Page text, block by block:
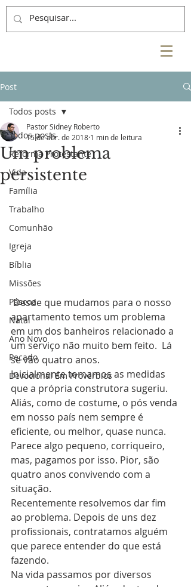
Post
Todos posts
Reforma Protestante
Vida
Família
Trabalho
Comunhão
Igreja
Bíblia
Missões
Páscoa
Natal
Ano Novo
Pecado
Devocional Em Provérbios
Todos posts
Um problema
persistente
Pastor Sidney Roberto
15 de abr. de 2018 1 min de leitura
Desde que mudamos para o nosso
apartamento temos um problema
em um dos banheiros relacionado a
um serviço não muito bem feito.  Lá
se vão quatro anos.
Inicialmente tomamos as medidas
que a própria construtora sugeriu.
Aliás, como de costume, o pós venda
em nosso país nem sempre é
eficiente, ou melhor, quase nunca.
Parece algo pequeno, corriqueiro,
mas, pagamos por isso. Pior, são
quatro anos convivendo com a
situação.
Recentemente resolvemos dar fim
ao problema. Depois de uns dez
profissionais, contratamos alguém
que parece entender do que está
fazendo.
Na vida passamos por diversos